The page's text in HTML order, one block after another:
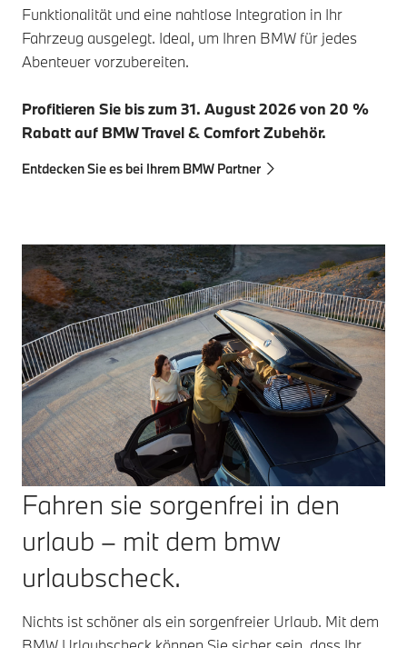
Funktionalität und eine nahtlose Integration in Ihr
Fahrzeug ausgelegt. Ideal, um Ihren BMW für jedes
Abenteuer vorzubereiten.
Profitieren Sie bis zum 31. August 2026 von 20 %
Rabatt auf BMW Travel & Comfort Zubehör.
Entdecken Sie es bei Ihrem BMW Partner
Fahren sie sorgenfrei in den
urlaub – mit dem bmw
urlaubscheck.
Nichts ist schöner als ein sorgenfreier Urlaub. Mit dem